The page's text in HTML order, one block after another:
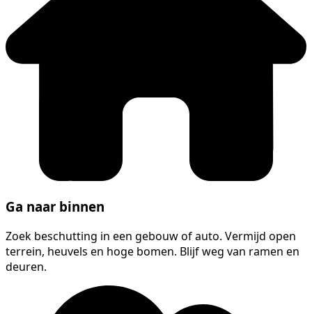
Ga naar binnen
Zoek beschutting in een gebouw of auto. Vermijd open
terrein, heuvels en hoge bomen. Blijf weg van ramen en
deuren.